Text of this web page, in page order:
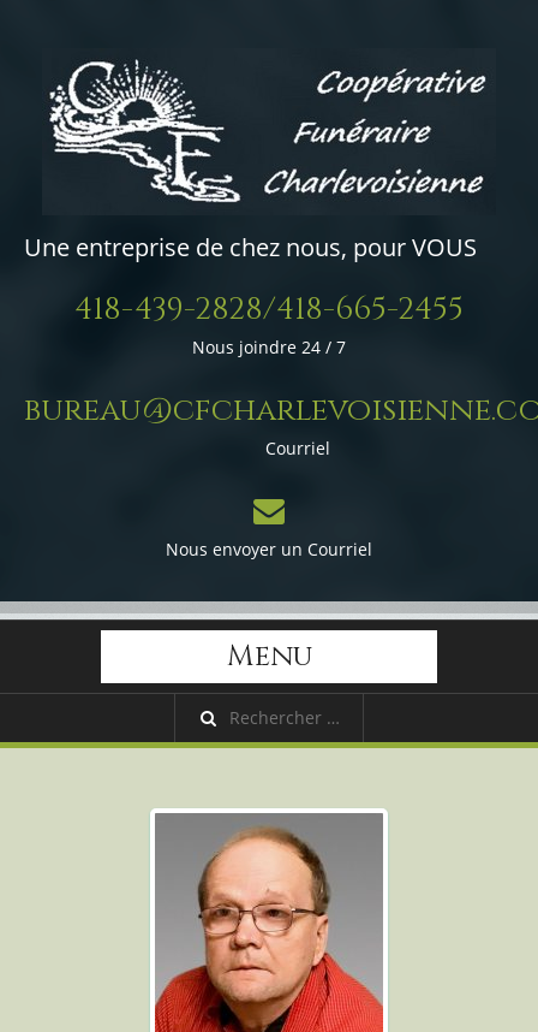
Une entreprise de chez nous, pour VOUS
418-439-2828/418-665-2455
Nous joindre 24 / 7
Courriel
Nous envoyer un Courriel
Menu